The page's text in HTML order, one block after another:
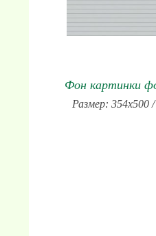
Фон картинки
Размер: 354x500